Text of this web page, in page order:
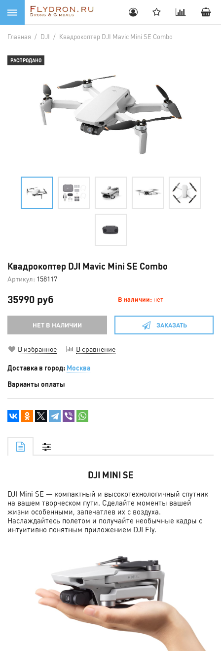
Главная / DJI / Квадрокоптер DJI Mavic Mini SE Combo
РАСПРОДАНО
Квадрокоптер DJI Mavic Mini SE Combo
Артикул: 158117
35990 руб В наличии: нет
НЕТ В НАЛИЧИИ ЗАКАЗАТЬ
В избранное В сравнение
Доставка в город: Москва
Варианты оплаты
DJI MINI SE
DJI Mini SE — компактный и высокотехнологичный спутник
на вашем творческом пути. Сделайте моменты вашей
жизни особенными, запечатлев их с воздуха.
Наслаждайтесь полетом и получайте необычные кадры с
интуитивно понятным приложением DJI Fly.